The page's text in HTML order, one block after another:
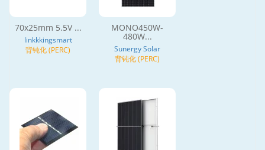
70x25mm 5.5V ...
linkkkingsmart
背钝化 (PERC)
MONO450W-
480W...
Sunergy Solar
背钝化 (PERC)